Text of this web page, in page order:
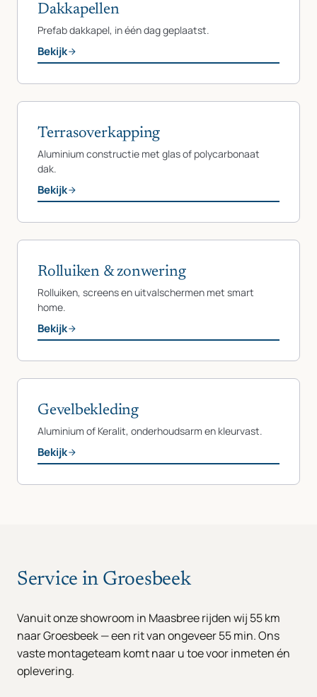
Dakkapellen
Prefab dakkapel, in één dag geplaatst.
Bekijk
Terrasoverkapping
Aluminium constructie met glas of polycarbonaat
dak.
Bekijk
Rolluiken & zonwering
Rolluiken, screens en uitvalschermen met smart
home.
Bekijk
Gevelbekleding
Aluminium of Keralit, onderhoudsarm en kleurvast.
Bekijk
Service in Groesbeek
Vanuit onze showroom in Maasbree rijden wij 55 km
naar Groesbeek — een rit van ongeveer 55 min. Ons
vaste montageteam komt naar u toe voor inmeten én
oplevering.